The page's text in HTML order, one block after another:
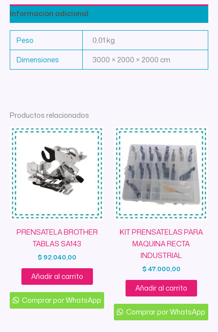
Información adicional
Peso
0,01 kg
Dimensiones
3000 × 2000 × 2000 cm
Productos relacionados
PRENSATELA BROTHER
TABLAS SA143
$ 92.040,00
Añadir al carrito
Comprar por WhatsApp
KIT PRENSATELAS PARA
MAQUINA RECTA
INDUSTRIAL
$47.000,00
Añadir al carrito
Comprar por WhatsApp